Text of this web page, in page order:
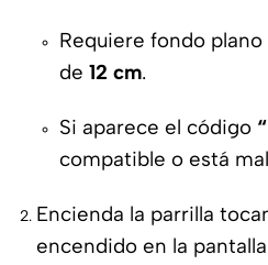
Requiere fondo
de12 cm.
Si aparece el código
compatible o está
Encienda la parrilla
encendido en la